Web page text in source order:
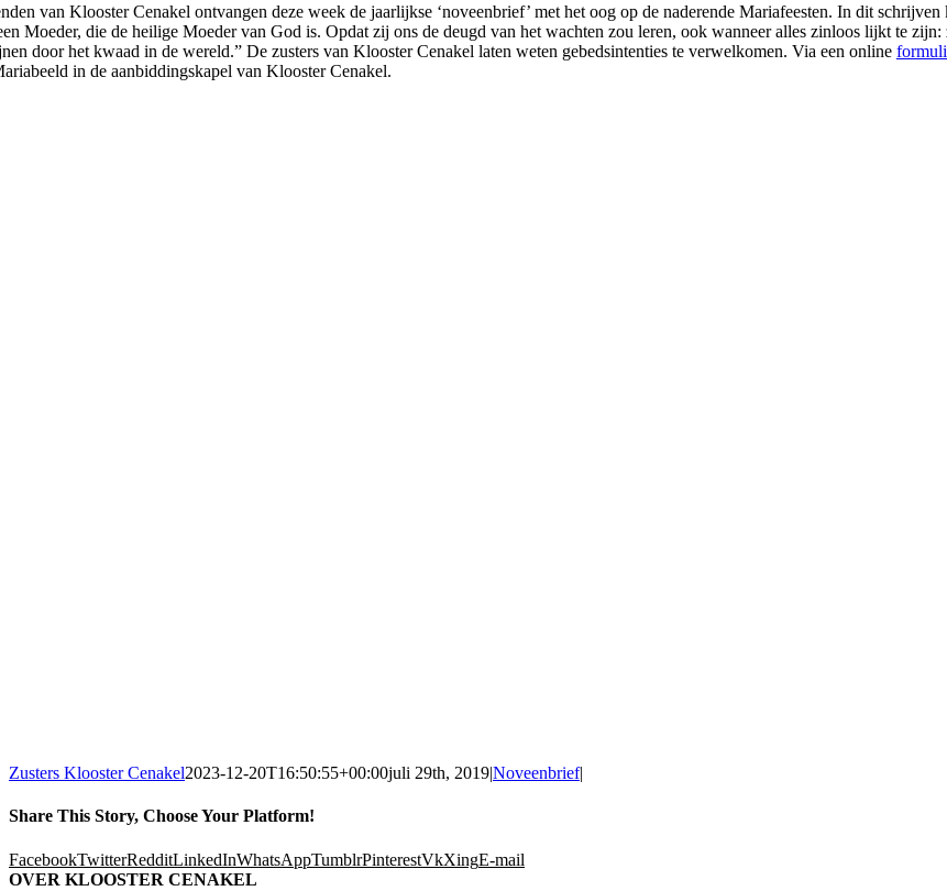
van Klooster Cenakel ontvangen deze week de jaarlijkse ‘noveenbrief’ met het oog op de naderende Mariafeesten. In dit
Moeder, die de heilige Moeder van God is. Opdat zij ons de deugd van het wachten zou leren, ook wanneer alles zinloos lijkt te
door het kwaad in de wereld.” De zusters van Klooster Cenakel laten weten gebedsintenties te verwelkomen. Via een online
in de aanbiddingskapel van Klooster Cenakel.
Zusters Klooster Cenakel2023-12-20T16:50:55+00:00juli 29th, 2019|Noveenbrief|
Share This Story, Choose Your Platform!
FacebookTwitterRedditLinkedInWhatsAppTumblrPinterestVkXingE-mail
OVER KLOOSTER CENAKEL